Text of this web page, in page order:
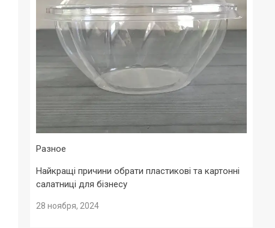
Разное
Найкращі причини обрати пластикові та картонні
салатниці для бізнесу
28 ноября, 2024